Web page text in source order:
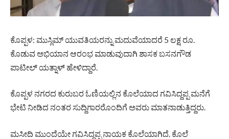
ಕೊಪ್ಪಳ: ಮುಸ್ಲಿಮ್ ಯುವತಿಯರನ್ನು ಮದುವೆಯಾದರೆ 5 ಲಕ್ಷ ರೂ.
ಕೊಡುವ ಅಭಿಯಾನ ಆರಂಭ ಮಾಡುವುದಾಗಿ ಶಾಸಕ ಬಸನಗೌಡ
ಪಾಟೀಲ್ ಯತ್ನಾಳ್‌ ಹೇಳಿದ್ದಾರೆ.
ಕೊಪ್ಪಳ ನಗರದ ಕುರುಬರ ಓಣಿಯಲ್ಲಿನ ಕೊಲೆಯಾದ ಗವಿಸಿದ್ದಪ್ಪ ಮನೆಗೆ
ಭೇಟಿ ನೀಡಿದ ನಂತರ ಸುದ್ದಿಗಾರರೊಂದಿಗೆ ಅವರು ಮಾತನಾಡುತ್ತಿದ್ದರು.
ಮಸೀದಿ ಮುಂದೆಯೇ ಗವಿಸಿದ್ದಪ್ಪ ನಾಯಕ ಕೊಲೆಯಾಗಿದೆ. ಕೊಲೆ